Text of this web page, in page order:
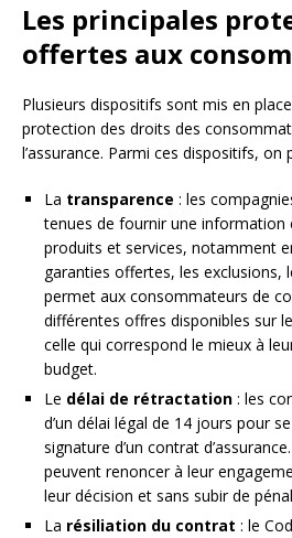
Les principales
offertes aux
Plusieurs dispositifs sont mis en
protection des droits des
l’assurance. Parmi ces dispositifs, on
La transparence : les
tenues de fournir une information
produits et services, notamment
garanties offertes, les exclusions,
permet aux consommateurs de
différentes offres disponibles sur
celle qui correspond le mieux à
budget.
Le délai de rétractation : les
d’un délai légal de 14 jours pour
signature d’un contrat
peuvent renoncer à leur
leur décision et sans subir de
La résiliation du contrat : le